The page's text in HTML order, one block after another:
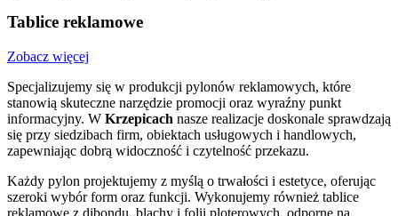
Tablice reklamowe
Zobacz więcej
Specjalizujemy się w produkcji pylonów reklamowych, które
stanowią skuteczne narzędzie promocji oraz wyraźny punkt
informacyjny. W Krzepicach nasze realizacje doskonale sprawdzają
się przy siedzibach firm, obiektach usługowych i handlowych,
zapewniając dobrą widoczność i czytelność przekazu.
Każdy pylon projektujemy z myślą o trwałości i estetyce, oferując
szeroki wybór form oraz funkcji. Wykonujemy również tablice
reklamowe z dibondu, blachy i folii ploterowych, odporne na